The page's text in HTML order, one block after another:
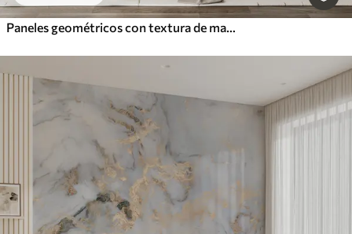
Paneles geométricos con textura de madera